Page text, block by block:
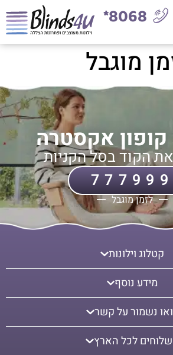
8068*
מוגבל
קופון אקסטרה
הקוד בסל הקניות
לזמן מוגבל
קטלוג וילונות
מידע נוסף
נשמור על קשר
לכל הארץ